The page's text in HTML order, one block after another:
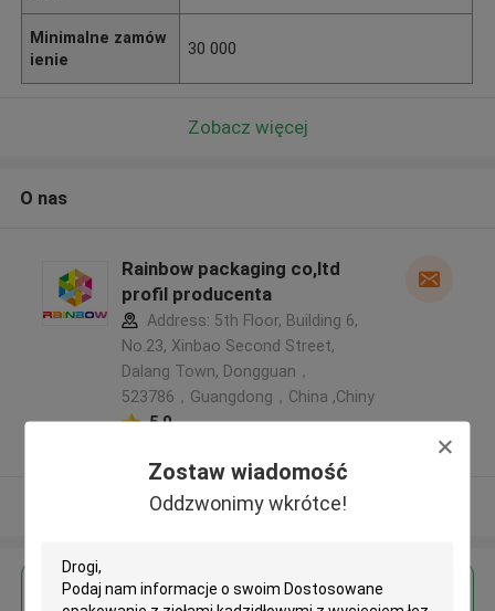
Zostaw wiadomość
Oddzwonimy wkrótce!
Minimalne zamów
ienie
30 000
Zobacz więcej
O nas
Rainbow packaging co,ltd
profil producenta
Address: 5th Floor, Building 6,
No.23, Xinbao Second Street,
Dalang Town, Dongguan，
523786，Guangdong，China ,Chiny
5.0
Zobacz więcej
Uzyskaj najlepszą cenę za